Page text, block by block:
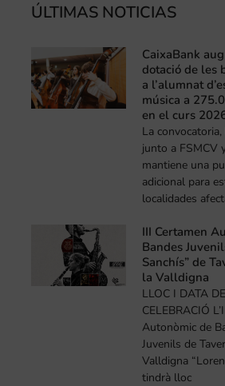
ÚLTIMAS NOTICIAS
CaixaBank
dotació de les
a l’alumnat
música a
en el curs
La
junto a FSMCV
mantiene una
adicional para
localidades
III Certamen
Bandes
Sanchís” de
la Valldigna
LLOC I DATA DE
CELEBRACIÓ
Autonòmic de
Juvenils de
Valldigna
tindrà lloc